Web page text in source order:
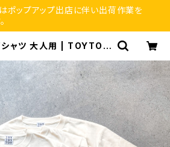
ポップアップ出店に伴い出荷作業を
シャツ 大人用 | TOYTOY